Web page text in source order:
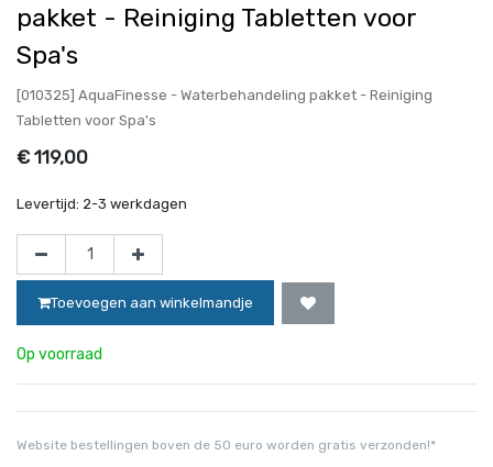
pakket - Reiniging Tabletten voor
Spa's
[010325] AquaFinesse - Waterbehandeling pakket - Reiniging
Tabletten voor Spa's
€ 119,00
Levertijd: 2-3 werkdagen
Toevoegen aan winkelmandje
Op voorraad
Website bestellingen boven de 50 euro worden gratis verzonden!*